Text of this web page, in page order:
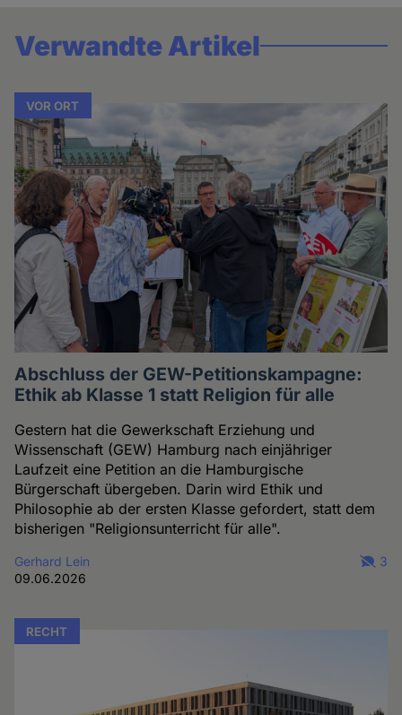
Verwandte Artikel
VOR ORT
Abschluss der GEW-Petitionskampagne:
Ethik ab Klasse 1 statt Religion für alle
Gestern hat die Gewerkschaft Erziehung und
Wissenschaft (GEW) Hamburg nach einjähriger
Laufzeit eine Petition an die Hamburgische
Bürgerschaft übergeben. Darin wird Ethik und
Philosophie ab der ersten Klasse gefordert, statt dem
bisherigen "Religionsunterricht für alle".
Gerhard Lein
09.06.2026
3
RECHT